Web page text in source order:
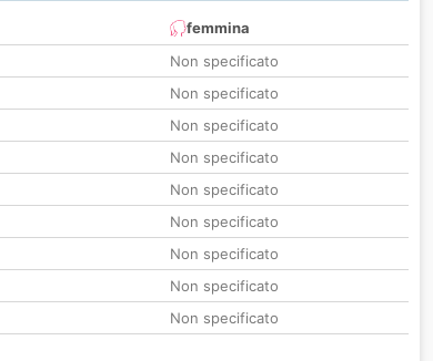
femmina
Non specificato
Non specificato
Non specificato
Non specificato
Non specificato
Non specificato
Non specificato
Non specificato
Non specificato